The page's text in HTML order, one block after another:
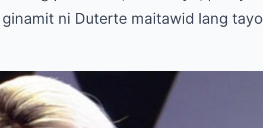
ni Duterte maitawid lang tayo